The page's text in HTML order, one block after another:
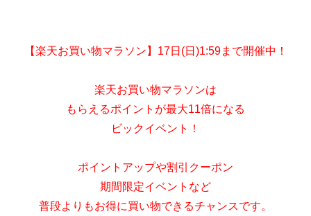
【楽天お買い物マラソン】17日(日)1:59まで開催中！
楽天お買い物マラソンは
もらえるポイントが最大11倍になる
ビックイベント！
ポイントアップや割引クーポン
期間限定イベントなど
普段よりもお得に買い物できるチャンスです。